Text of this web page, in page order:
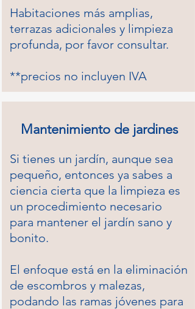
Habitaciones más amplias,
terrazas adicionales y limpieza
profunda, por favor consultar. ​
**precios no incluyen IVA
Mantenimiento de jardines
Si tienes un jardín, aunque sea
pequeño, entonces ya sabes a
ciencia cierta que la limpieza es
un procedimiento necesario
para mantener el jardín sano y
bonito.
El enfoque está en la eliminación
de escombros y malezas,
podando las ramas jóvenes para